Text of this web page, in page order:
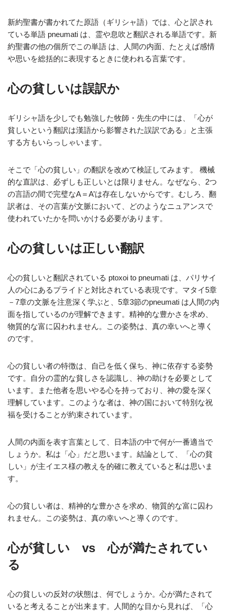
新約聖書が書かれてた原語（ギリシャ語）では、心と訳され
ている単語 pneumati は、霊や息吹と翻訳される単語です。新
約聖書の他の個所でこの単語 は、人間の内面、たとえば感情
や思いを総括的に表現するときに使われる言葉です。
心の貧しいは誤訳か
ギリシャ語を少しでも勉強した牧師・先生の中には、「心が
貧しいという翻訳は漢語から影響された誤訳である」と主張
する方もいらっしゃいます。
そこで「心の貧しい」の翻訳を改めて検証してみます。 機械
的な直訳は、必ずしも正しいとは限りません。なぜなら、2つ
の言語の間で完璧なA＝A’は存在しないからです。むしろ、翻
訳者は、その言葉が文脈において、どのようなニュアンスで
使われていたかを問いかける必要があります。
心の貧しいは正しい翻訳
心の貧しいと翻訳されている ptoxoi to pneumati は、パリサイ
人の心にあるプライドと対比されている表現です。マタイ5章
－7章の文脈を注意深く学ぶと、5章3節のpneumati は人間の内
面を指しているのが理解できます。精神的な豊かさを求め、
物質的な富に囚われません。この姿勢は、真の幸いへと導く
のです。
心の貧しい者の特徴は、自己を低く保ち、神に依存する姿勢
です。自分の霊的な貧しさを認識し、神の助けを必要として
います。また他者を思いやる心を持っており、神の愛を深く
理解しています。このような者は、神の国において特別な祝
福を受けることが約束されています。
人間の内面を表す言葉として、日本語の中で何が一番適当で
しょうか。私は「心」だと思います。結論として、「心の貧
しい」が主イエス様の教えを的確に教えていると私は思いま
す。
心の貧しい者は、精神的な豊かさを求め、物質的な富に囚わ
れません。この姿勢は、真の幸いへと導くのです。
心が貧しい vs 心が満たされてい
る
心の貧しいの反対の状態は、何でしょうか。心が満たされて
いると考えることが出来ます。人間的な目から見れば、「心